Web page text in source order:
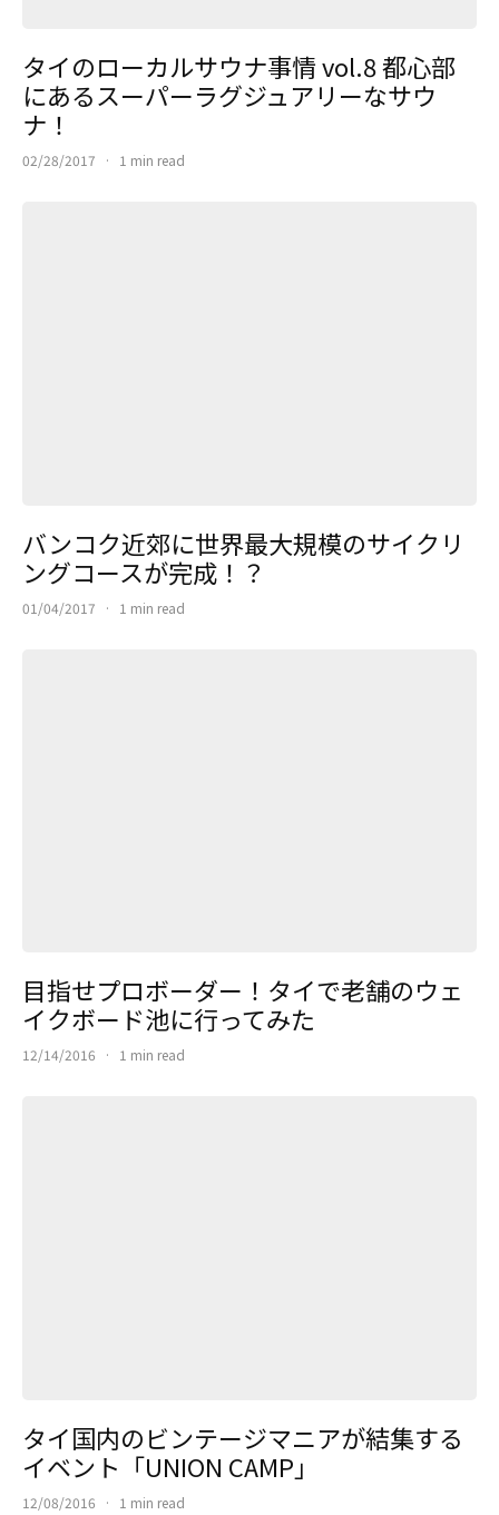
タイのローカルサウナ事情 vol.8 都心部
にあるスーパーラグジュアリーなサウ
ナ！
02/28/2017 · 1 min read
バンコク近郊に世界最大規模のサイクリ
ングコースが完成！？
01/04/2017 · 1 min read
目指せプロボーダー！タイで老舗のウェ
イクボード池に行ってみた
12/14/2016 · 1 min read
タイ国内のビンテージマニアが結集する
イベント「UNION CAMP」
12/08/2016 · 1 min read